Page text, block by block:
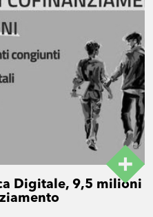
Digitale, 9,5 milioni